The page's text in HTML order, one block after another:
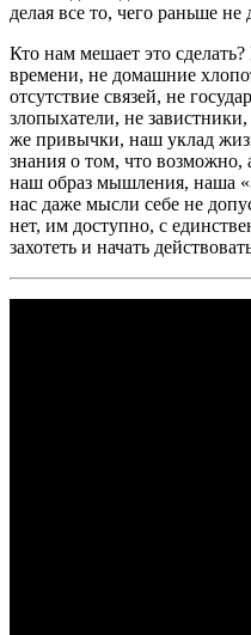
делая все то, чего раньше не
Кто нам мешает это
времени, не домашние
отсутствие связей, не
злопыхатели, не
же привычки, наш уклад
знания о том, что возможно,
наш образ мышления, наша
нас даже мысли себе не
нет, им доступно, с
захотеть и начать